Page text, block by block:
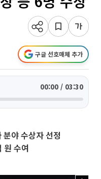
구글 선호매체 추가
00:00 / 03:30
분야 수상자 선정
원 수여